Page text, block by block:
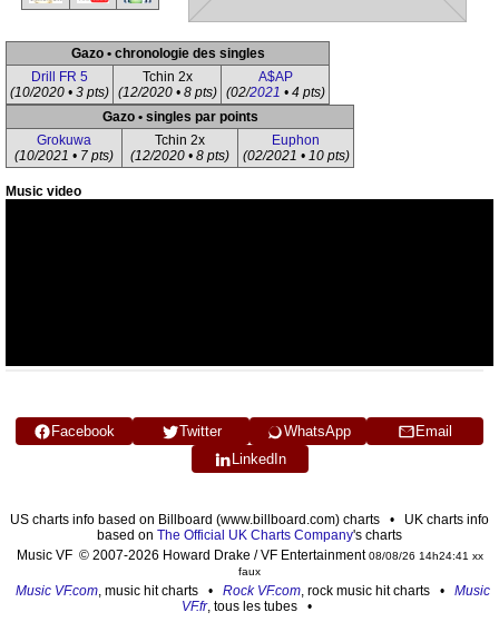
Gazo • chronologie des singles
Drill FR 5
(10/2020 • 3 pts)
Tchin 2x
(12/2020 • 8 pts)
A$AP
(02/2021 • 4 pts)
Gazo • singles par points
Grokuwa
(10/2021 • 7 pts)
Tchin 2x
(12/2020 • 8 pts)
Euphon
(02/2021 • 10 pts)
Music video
Facebook Twitter WhatsApp
Email
LinkedIn
US charts info based on Billboard (www.billboard.com) charts • UK charts info
based on The Official UK Charts Company's charts
Music VF © 2007-2026 Howard Drake / VF Entertainment08/08/26 14h24:41 xx
faux
Music VF.com, music hit charts • Rock VF.com, rock music hit charts • Music
VF.fr, tous les tubes •